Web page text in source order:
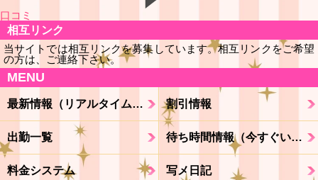
口コミ
相互リンク
当サイトでは相互リンクを募集しています。相互リンクをご希望
の方は、ご連絡下さい。
MENU
最新情報（リアルタイム速報） 割引情報
出勤一覧 待ち時間情報（今すぐいける娘）
料金システム 写メ日記